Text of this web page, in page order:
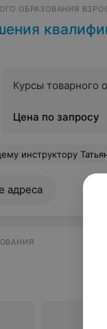
ОБРАЗОВАНИЯ
и
Курсы товарного
Цена по запросу
и без нервов рассказала про все нюансы. С ней вы
адреса